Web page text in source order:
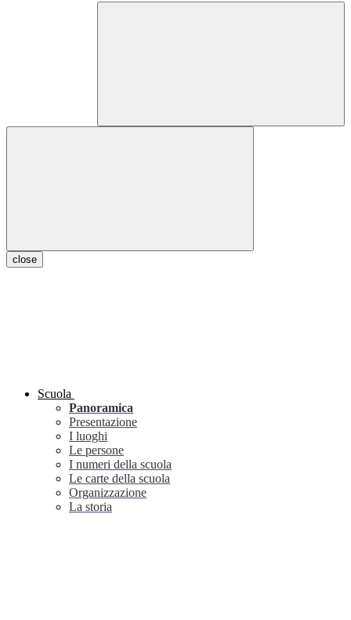
close
Scuola
Panoramica
Presentazione
I luoghi
Le persone
I numeri della scuola
Le carte della scuola
Organizzazione
La storia